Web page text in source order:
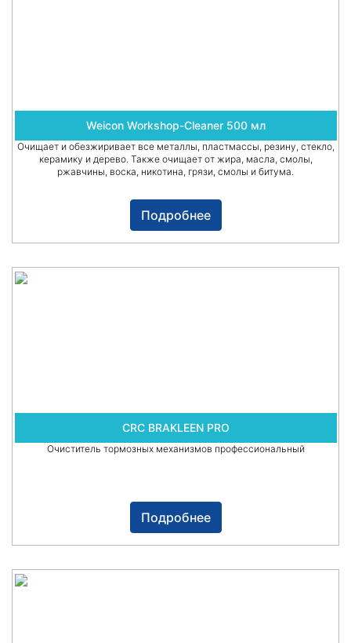
Weicon Workshop-Cleaner 500 мл
Очищает и обезжиривает все металлы, пластмассы, резину, стекло,
керамику и дерево. Также очищает от жира, масла, смолы,
ржавчины, воска, никотина, грязи, смолы и битума.
Подробнее
CRC BRAKLEEN PRO
Очиститель тормозных механизмов профессиональный
Подробнее